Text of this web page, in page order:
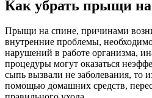
Как убрать прыщи
Прыщи на спине, причинами
внутренние проблемы,
нарушений в работе организма,
процедуры могут оказаться
сыпь вызвали не заболевания, то
помощью домашних средств,